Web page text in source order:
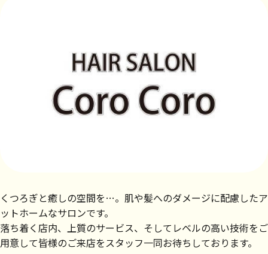
くつろぎと癒しの空間を…。肌や髪へのダメージに配慮したア
ットホームなサロンです。
落ち着く店内、上質のサービス、そしてレベルの高い技術をご
用意して皆様のご来店をスタッフ一同お待ちしております。